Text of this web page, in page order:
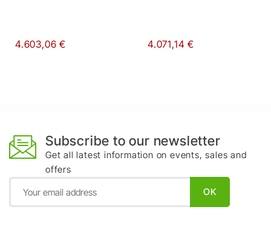
4.603,06 € 4.071,14 €
Subscribe to our newsletter
Get all latest information on events, sales and
offers